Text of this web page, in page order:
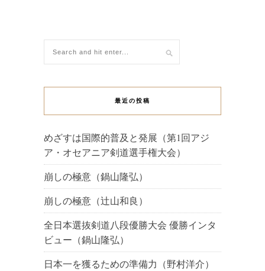
最近の投稿
めざすは国際的普及と発展（第1回アジ
ア・オセアニア剣道選手権大会）
崩しの極意（鍋山隆弘）
崩しの極意（辻山和良）
全日本選抜剣道八段優勝大会 優勝インタ
ビュー（鍋山隆弘）
日本一を獲るための準備力（野村洋介）